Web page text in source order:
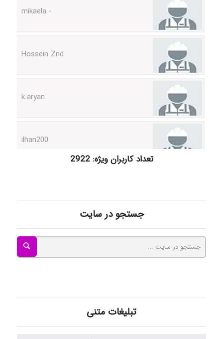
Mohammad
Tavan
kimiya zirakpoor
تعداد کاربران ویژه: 2922
جستجو در سایت
تبلیغات متنی